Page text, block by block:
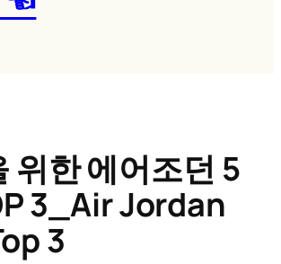
위한 에어조던 5
3_Air Jordan
3